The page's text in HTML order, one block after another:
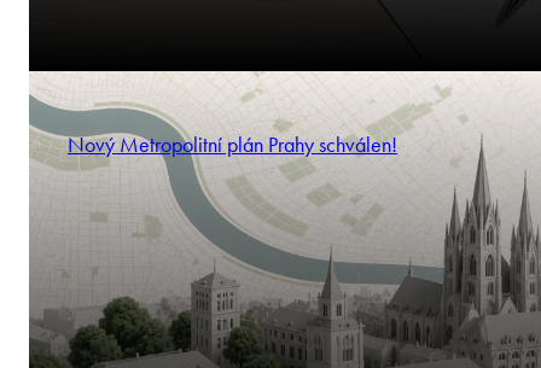
Nový Metropolitní plán Prahy schválen!